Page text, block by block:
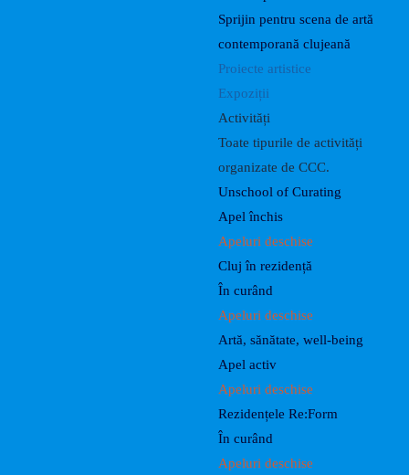
Sprijin pentru scena de artă
contemporană clujeană
Proiecte artistice
Expoziții
Activități
Toate tipurile de activități
organizate de CCC.
Unschool of Curating
Apel închis
Apeluri deschise
Cluj în rezidență
În curând
Apeluri deschise
Artă, sănătate, well-being
Apel activ
Apeluri deschise
Rezidențele Re:Form
În curând
Apeluri deschise